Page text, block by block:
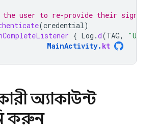
the user to re-provide their sign-in
(credential)
{ Log .d(TAG,
"User
MainActivity. kt
অ্যাকাউন্ট
করুন